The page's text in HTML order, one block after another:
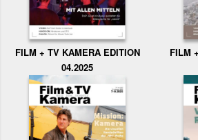
FILM + TV KAMERA EDITION
04.2025
FILM